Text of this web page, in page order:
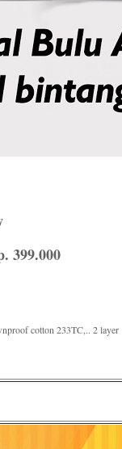
399.000
cotton 233TC,.. 2 layer